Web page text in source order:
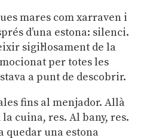
mares com xarraven i
d’una estona: silenci.
sigil·losament de la
per totes les
a punt de descobrir.
fins al menjador. Allà
cuina, res. Al bany, res.
quedar una estona